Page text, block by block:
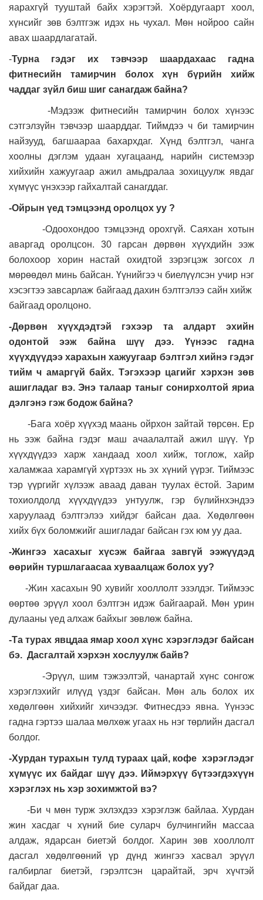
яарахгүй тууштай байх хэрэгтэй. Хоёрдугаарт хоол,
хүнсийг зөв бэлтгэж идэх нь чухал. Мөн нойроо сайн
авах шаардлагатай.
-Турна гэдэг их тэвчээр шаардахаас гадна
фитнесийн тамирчин болох хүн бүрийн хийж
чаддаг зүйл биш шиг санагдаж байна?
-Мэдээж фитнесийн тамирчин болох хүнээс
сэтгэлзүйн тэвчээр шаарддаг. Тиймдээ ч би тамирчин
найзууд, багшаараа бахархдаг. Хүнд бэлтгэл, чанга
хоолны дэглэм удаан хугацаанд, нарийн системээр
хийхийн хажуугаар ажил амьдралаа зохицуулж явдаг
хүмүүс үнэхээр гайхалтай санагддаг.
-Ойрын үед тэмцээнд оролцох уу ?
-Одоохондоо тэмцээнд орохгүй. Саяхан хотын
аваргад оролцсон. 30 гарсан дөрвөн хүүхдийн ээж
болохоор хорин настай охидтой зэрэгцэж зогсох л
мөрөөдөл минь байсан. Үүнийгээ ч биелүүлсэн учир нэг
хэсэгтээ завсарлаж байгаад дахин бэлтгэлээ сайн хийж
байгаад оролцоно.
-Дөрвөн хүүхдэдтэй гэхээр та алдарт эхийн
одонтой ээж байна шүү дээ. Үүнээс гадна
хүүхдүүдээ харахын хажуугаар бэлтгэл хийнэ гэдэг
тийм ч амаргүй байх. Тэгэхээр цагийг хэрхэн зөв
ашигладаг вэ. Энэ талаар таныг сонирхолтой яриа
дэлгэнэ гэж бодож байна?
-Бага хоёр хүүхэд маань ойрхон зайтай төрсөн. Ер
нь ээж байна гэдэг маш ачаалалтай ажил шүү. Үр
хүүхдүүдээ харж хандаад хоол хийж, тоглож, хайр
халамжаа харамгүй хүртээх нь эх хүний үүрэг. Тиймээс
тэр үүргийг хүлээж аваад даван туулах ёстой. Зарим
тохиолдолд хүүхдүүдээ унтуулж, гэр бүлийнхэндээ
харуулаад бэлтгэлээ хийдэг байсан даа. Хөдөлгөөн
хийх бүх боломжийг ашигладаг байсан гэх юм уу даа.
-Жингээ хасахыг хүсэж байгаа завгүй ээжүүдэд
өөрийн туршлагаасаа хуваалцаж болох уу?
-Жин хасахын 90 хувийг хооллолт эзэлдэг. Тиймээс
өөртөө эрүүл хоол бэлтгэн идэж байгаарай. Мөн урин
дулааны үед алхаж байхыг зөвлөж байна.
-Та турах явцдаа ямар хоол хүнс хэрэглэдэг байсан
бэ. Дасгалтай хэрхэн хослуулж байв?
-Эрүүл, шим тэжээлтэй, чанартай хүнс сонгож
хэрэглэхийг илүүд үздэг байсан. Мөн аль болох их
хөдөлгөөн хийхийг хичээдэг. Фитнесдээ явна. Үүнээс
гадна гэртээ шалаа мөлхөж угаах нь нэг төрлийн дасгал
болдог.
-Хурдан турахын тулд тураах цай, кофе хэрэглэдэг
хүмүүс их байдаг шүү дээ. Иймэрхүү бүтээгдэхүүн
хэрэглэх нь хэр зохимжтой вэ?
-Би ч мөн турж эхлэхдээ хэрэглэж байлаа. Хурдан
жин хасдаг ч хүний бие суларч булчингийн массаа
алдаж, ядарсан биетэй болдог. Харин зөв хооллолт
дасгал хөдөлгөөний үр дүнд жингээ хасвал эрүүл
галбирлаг биетэй, гэрэлтсэн царайтай, эрч хүчтэй
байдаг даа.